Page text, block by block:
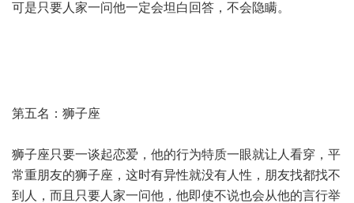
可是只要人家一问他一定会坦白回答，不会隐瞒。
第五名：狮子座
狮子座只要一谈起恋爱，他的行为特质一眼就让人看穿，平
常重朋友的狮子座，这时有异性就没有人性，朋友找都找不
到人，而且只要人家一问他，他即使不说也会从他的言行举